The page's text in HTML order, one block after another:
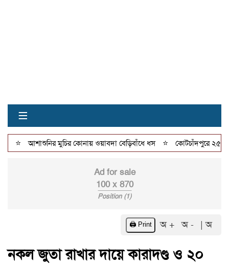
≡
আশাশুনির মুচির কোনায় ওয়াবদা বেড়িবাঁধে ধস ⭐ কোটচাঁদপুরে ২৫ পিস
Ad for sale
100 x 870
Position (1)
🖨️ Print অ + অ - | অ
নকল জুতা রাখার দায়ে কারাদণ্ড ও ২০